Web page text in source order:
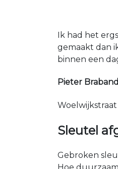
Ik had het
gemaakt dan
binnen een
Pieter
Sleutel
Gebroken